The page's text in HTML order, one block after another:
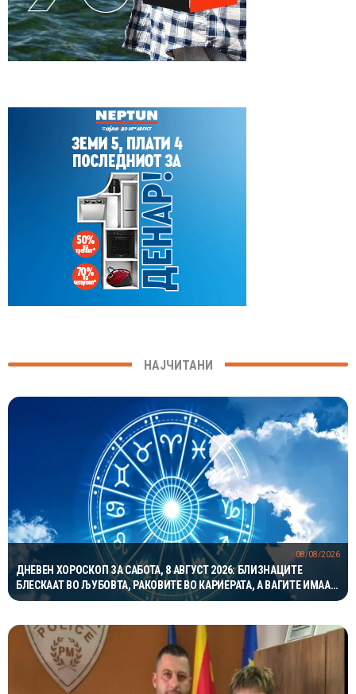
НАЈЧИТАНИ
ДНЕВЕН ХОРОСКОП ЗА САБОТА, 8 АВГУСТ 2026: БЛИЗНАЦИТЕ
БЛЕСКААТ ВО ЉУБОВТА, РАКОВИТЕ ВО КАРИЕРАТА, А ВАГИТЕ ИМААТ
ОДЛИЧЕН ДЕН ЗА ХАРМОНИЈА
08/08/2026